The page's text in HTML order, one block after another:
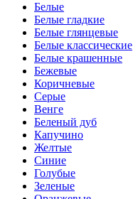
Белые
Белые гладкие
Белые глянцевые
Белые классические
Белые крашенные
Бежевые
Коричневые
Серые
Венге
Беленый дуб
Капучино
Желтые
Синие
Голубые
Зеленые